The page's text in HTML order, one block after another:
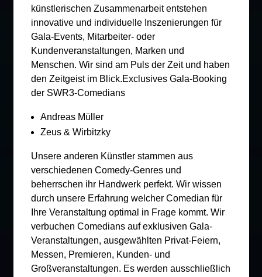
künstlerischen Zusammenarbeit entstehen
innovative und individuelle Inszenierungen für
Gala-Events, Mitarbeiter- oder
Kundenveranstaltungen, Marken und
Menschen. Wir sind am Puls der Zeit und haben
den Zeitgeist im Blick.Exclusives Gala-Booking
der SWR3-Comedians
Andreas Müller
Zeus & Wirbitzky
Unsere anderen Künstler stammen aus
verschiedenen Comedy-Genres und
beherrschen ihr Handwerk perfekt. Wir wissen
durch unsere Erfahrung welcher Comedian für
Ihre Veranstaltung optimal in Frage kommt. Wir
verbuchen Comedians auf exklusiven Gala-
Veranstaltungen, ausgewählten Privat-Feiern,
Messen, Premieren, Kunden- und
Großveranstaltungen. Es werden ausschließlich